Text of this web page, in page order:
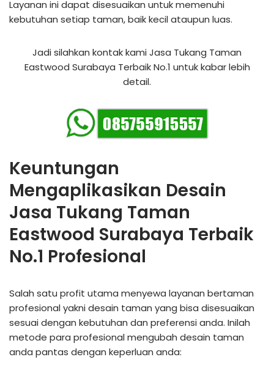
Layanan ini dapat disesuaikan untuk memenuhi
kebutuhan setiap taman, baik kecil ataupun luas.
Jadi silahkan kontak kami Jasa Tukang Taman
Eastwood Surabaya Terbaik No.1 untuk kabar lebih
detail.
Keuntungan
Mengaplikasikan Desain
Jasa Tukang Taman
Eastwood Surabaya Terbaik
No.1 Profesional
Salah satu profit utama menyewa layanan bertaman
profesional yakni desain taman yang bisa disesuaikan
sesuai dengan kebutuhan dan preferensi anda. Inilah
metode para profesional mengubah desain taman
anda pantas dengan keperluan anda: